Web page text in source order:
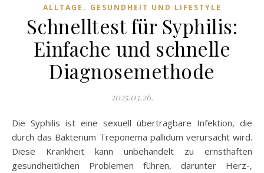
ALLTAGE , GESUNDHEIT UND LIFESTYLE
Schnelltest für Syphilis:
Einfache und schnelle
Diagnosemethode
2025.03.26.
Die Syphilis ist eine sexuell übertragbare Infektion, die
durch das Bakterium Treponema pallidum verursacht wird.
Diese Krankheit kann unbehandelt zu ernsthaften
gesundheitlichen Problemen führen, darunter Herz-,